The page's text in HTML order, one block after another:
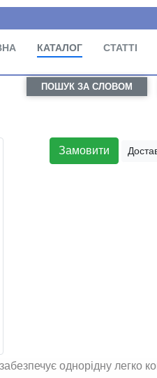
КАТАЛОГ СТАТТІ
ПОШУК ЗА СЛОВОМ
Замовити
однорідну легко